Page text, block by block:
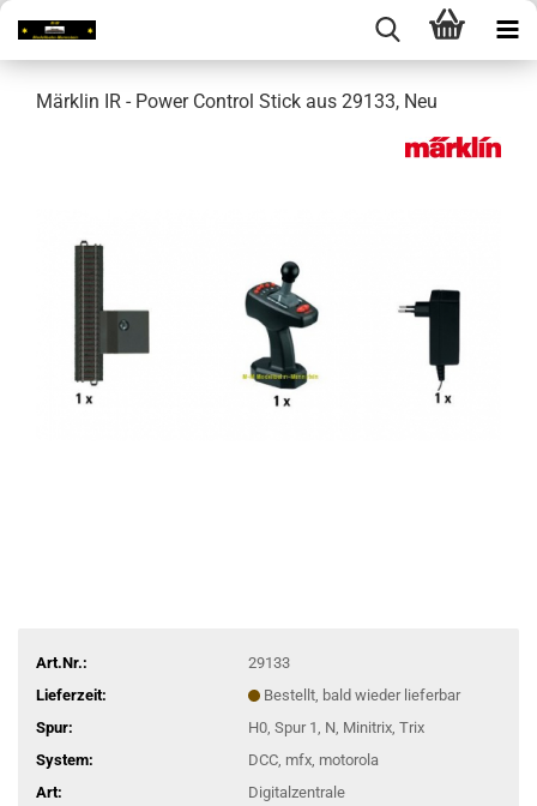
Märklin IR - Power Control Stick aus 29133, Neu
Art.Nr.:
29133
Lieferzeit:
Bestellt, bald wieder lieferbar
Spur:
H0, Spur 1, N, Minitrix, Trix
System:
DCC, mfx, motorola
Art:
Digitalzentrale